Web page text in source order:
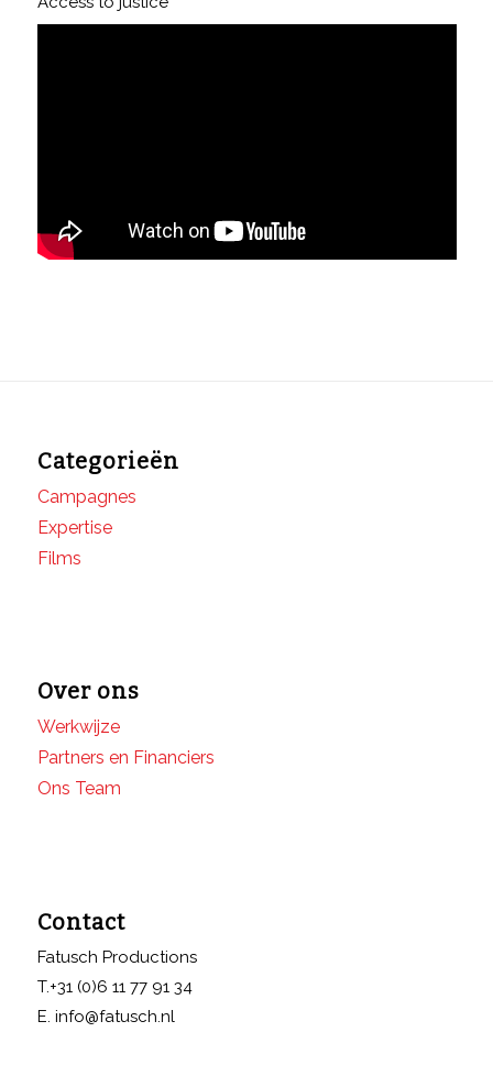
Categorieën
Campagnes
Expertise
Films
Over ons
Werkwijze
Partners en Financiers
Ons Team
Contact
Fatusch Productions
T.+31 (0)6 11 77 91 34
E. info@fatusch.nl